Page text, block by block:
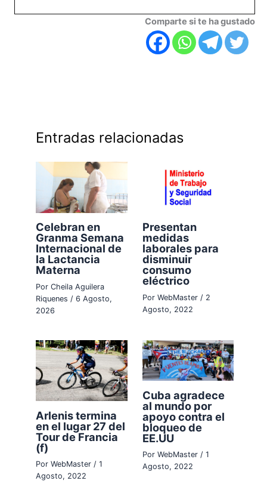
Comparte si te ha gustado
Entradas relacionadas
Celebran en
Granma Semana
Internacional de
la Lactancia
Materna
PorCheila Aguilera
Riquenes /6 Agosto,
2026
Presentan
medidas
laborales para
disminuir
consumo
eléctrico
Por WebMaster / 2
Agosto, 2022
Arlenis termina
en el lugar 27 del
Tour de Francia
(f)
PorWebMaster /1
Agosto, 2022
Cuba agradece
al mundo por
apoyo contra el
bloqueo de
EE.UU
Por WebMaster / 1
Agosto, 2022